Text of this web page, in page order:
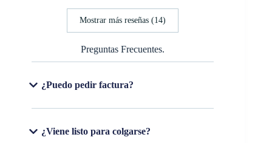
Mostrar más reseñas (14)
Preguntas Frecuentes.
¿Puedo pedir factura?
¿Viene listo para colgarse?